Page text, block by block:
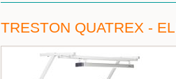
TRESTON QUATREX -